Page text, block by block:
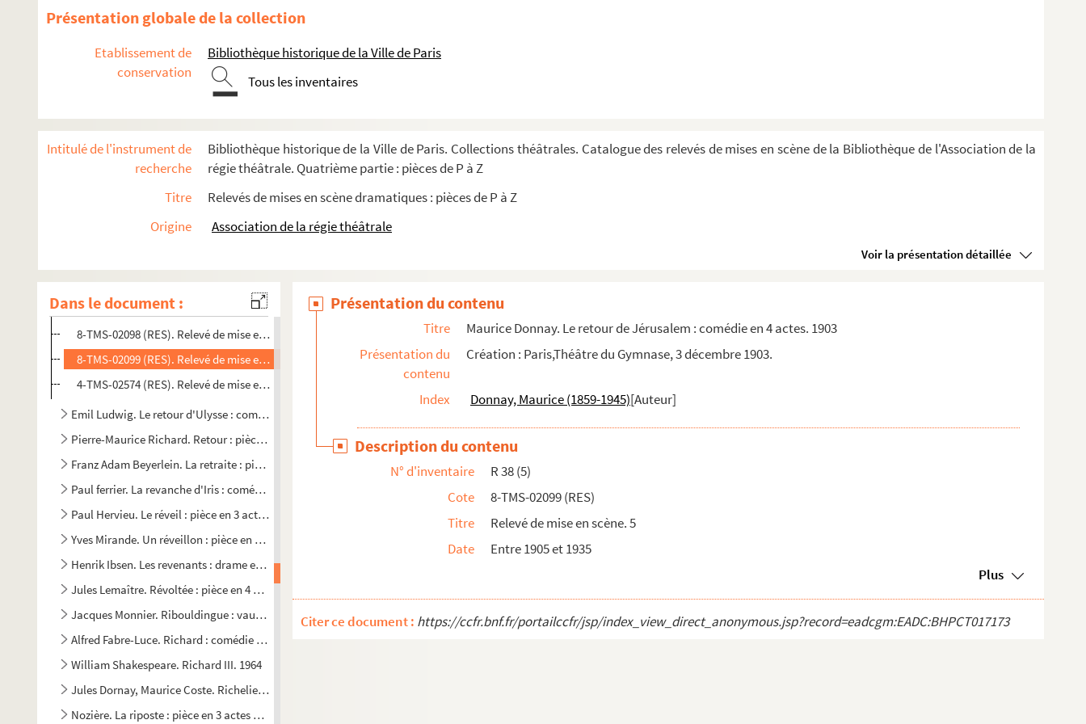
Présentation globale de la collection
Etablissement de
conservation
Bibliothèque historique de la Ville de Paris
Tous les inventaires
Intitulé de l'instrument de
recherche
Bibliothèque historique de la Ville de Paris. Collections théâtrales. Catalogue des relevés de mises en scène de la Bibliothèque de l'Association de la
régie théâtrale. Quatrième partie : pièces de P à Z
Titre
Relevés de mises en scène dramatiques : pièces de P à Z
Origine
Association de la régie théâtrale
Voir la présentation détaillée
Dans le document :
Sacha Guitry. Le renard et la grenouille : comédie en 1 acte. 1933
Pierre Berton. La rencontre : pièce en 4 actes. 1909
François de Curel. Le repas du lion : pièce en 4 actes. 1897
Henry Bataille. Résurrection : épisode dramatique en 5 actes et 1 prologue. Adaptation d'après le ro...
André Mouezy-Eon, Georges de La Fouchardière. La résurrection du Bouif : pièce en 4 actes et 10 tabl...
Robert de Flers, Francis de Croisset. Le retour : comédie en 3 actes et 1 prologue. 1920
Auguste Villeroy. Le retour à la terre : pièce en 1 acte et en vers. 1925
Maurice Donnay. Le retour de Jérusalem : comédie en 4 actes. 1903
8-TMS-02096 (RES). Relevé de mise en scène. 2
8-TMS-02097 (RES). Relevé de mise en scène. 3
8-TMS-02098 (RES). Relevé de mise en scène. 4
8-TMS-02099 (RES). Relevé de mise en scène. 5
4-TMS-02574 (RES). Relevé de mise en scène. 6
Emil Ludwig. Le retour d'Ulysse : comédie en 3 actes. 1947
Pierre-Maurice Richard. Retour : pièce en 4 actes. 1947
Franz Adam Beyerlein. La retraite : pièce en 4 actes. 1905
Paul ferrier. La revanche d'Iris : comédie en 1 acte et en vers. 1868
Paul Hervieu. Le réveil : pièce en 3 actes. 1905
Yves Mirande. Un réveillon : pièce en 1 acte. 1907
Henrik Ibsen. Les revenants : drame en 3 actes. 1890
Jules Lemaître. Révoltée : pièce en 4 actes. 1889
Jacques Monnier. Ribouldingue : vaudeville en 3 actes. Entre 1914 et 1917
Alfred Fabre-Luce. Richard : comédie en 3 actes. 1931
William Shakespeare. Richard III. 1964
Jules Dornay, Maurice Coste. Richelieu à Fontainebleau : drame historique en 7 tableaux. 1869
Nozière. La riposte : pièce en 3 actes et 4 tableaux. 1926
Présentation du contenu
Titre
Maurice Donnay. Le retour de Jérusalem : comédie en 4 actes. 1903
Présentation du
contenu
Création : Paris,Théâtre du Gymnase, 3 décembre 1903.
Index Donnay, Maurice (1859-1945)[Auteur]
Description du contenu
N° d'inventaire
R 38 (5)
Cote
8-TMS-02099 (RES)
Titre
Relevé de mise en scène. 5
Date
Entre 1905 et 1935
Plus
Citer ce document : https://ccfr.bnf.fr/portailccfr/jsp/index_view_direct_anonymous.jsp?record=eadcgm:EADC:BHPCT017173